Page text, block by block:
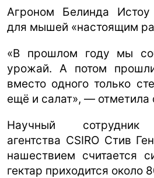
Агроном Белинда Истоу
для мышей «настоящим
«В прошлом году мы
урожай. А потом
вместо одного только
ещё и салат», — отметила
Научный сотрудник
агентства CSIRO Стив
нашествием считается
гектар приходится